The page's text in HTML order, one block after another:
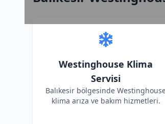
Westinghouse Klima
Servisi
Balıkesir bölgesinde
klima arıza ve bakım hizmetleri.